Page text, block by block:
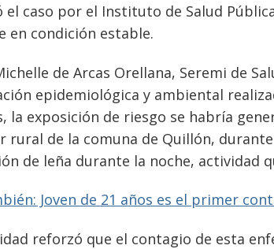
el caso por el Instituto de Salud
en condición estable.
de Arcas Orellana, Seremi de
epidemiológica y ambiental
la exposición de riesgo se habría
rural de la comuna de Quillón,
de leña durante la noche, actividad
Joven de 21 años es el primer
reforzó que el contagio de esta